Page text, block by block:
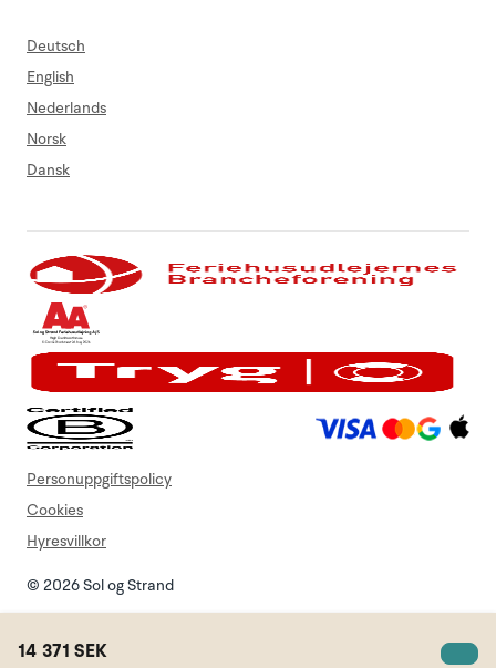
14 371 SEK
Deutsch
English
Nederlands
Norsk
Dansk
© 2026 Sol og Strand
Personuppgiftspolicy
Cookies
Hyresvillkor